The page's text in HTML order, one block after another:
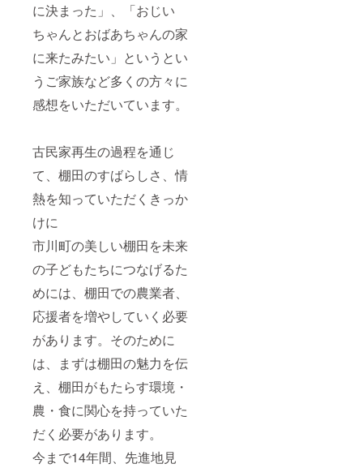
に決まった」、「おじい
ちゃんとおばあちゃんの家
に来たみたい」というとい
うご家族など多くの方々に
感想をいただいています。
古民家再生の過程を通じ
て、棚田のすばらしさ、情
熱を知っていただくきっか
けに
市川町の美しい棚田を未来
の子どもたちにつなげるた
めには、棚田での農業者、
応援者を増やしていく必要
があります。そのために
は、まずは棚田の魅力を伝
え、棚田がもたらす環境・
農・食に関心を持っていた
だく必要があります。
今まで14年間、先進地見